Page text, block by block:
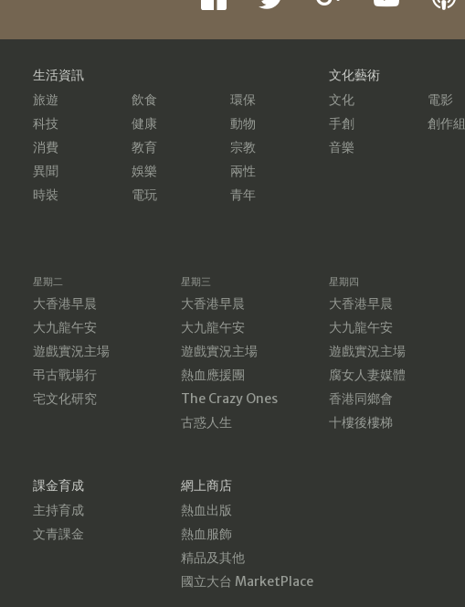
生活資訊
旅遊
飲食
環保
科技
健康
動物
消費
教育
宗教
異聞
娛樂
兩性
時裝
電玩 青年
文化藝術
文化
電影
手創
創作組
音樂
星期二
大香港早晨
大九龍午安
遊戲實況主場
弔古戰場行
宅文化研究
星期三
大香港早晨
大九龍午安
遊戲實況主場
熱血應援團
The Crazy Ones
古惑人生
星期四
大香港早晨
大九龍午安
遊戲實況主場
腐女人妻媒體
香港同鄉會
十樓後樓梯
課金育成
主持育成
文青課金
網上商店
熱血出版
熱血服飾
精品及其他
國立大台 MarketPlace